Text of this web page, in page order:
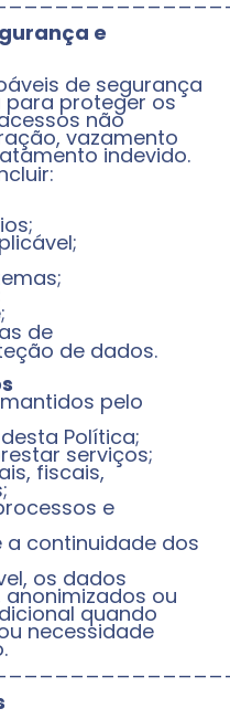
e
de segurança
proteger os
não
vazamento
indevido.
de
de dados.
pelo
Política;
serviços;
fiscais,
e
a continuidade dos
os dados
ou
quando
necessidade